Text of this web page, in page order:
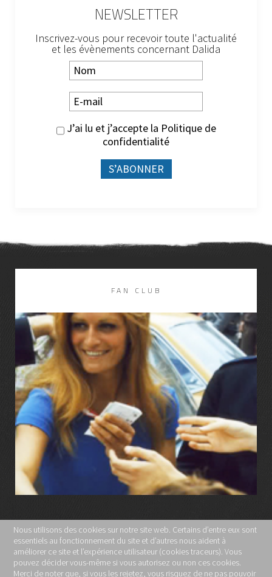
NEWSLETTER
Inscrivez-vous pour recevoir toute l'actualité
et les évènements concernant Dalida
J’ai lu et j’accepte la Politique de
confidentialité
FAN CLUB
LIRE LA SUITE
MENTIONS LÉGALES
POLITIQUE DE CONFIDENTIALITÉ
Nous utilisons des cookies sur notre site web. Certains d’entre eux sont
essentiels au fonctionnement du site et d’autres nous aident à
améliorer ce site et l’expérience utilisateur (cookies traceurs). Vous
pouvez décider vous-même si vous autorisez ou non ces cookies.
Merci de noter que, si vous les rejetez, vous risquez de ne pas pouvoir